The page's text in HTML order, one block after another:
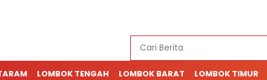
LOMBOK TENGAH LOMBOK BARAT LOMBOK TIMUR